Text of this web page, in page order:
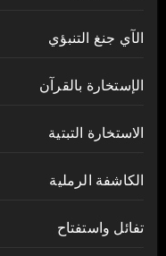
الآي جنغ التنبؤي
الإستخارة بالقرآن
الاستخارة التبتية
الكاشفة الرملية
تفائل واستفتاح